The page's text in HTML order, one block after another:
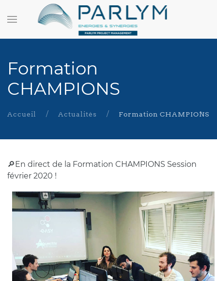
Formation
CHAMPIONS
Accueil Actualités Formation CHAMPIONS
🔎En direct de la Formation CHAMPIONS Session
février 2020 !